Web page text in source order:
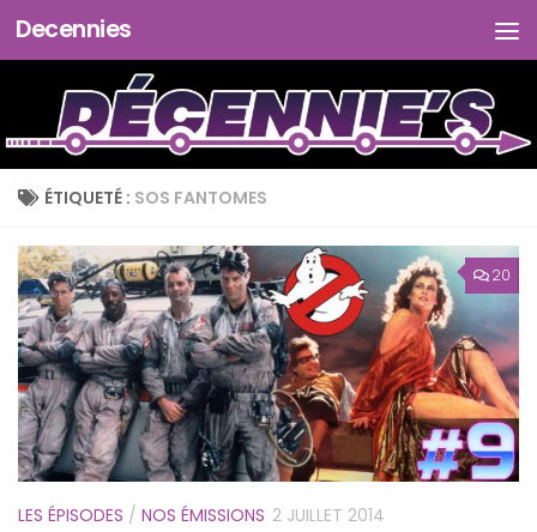
Skip to content
Decennies
ÉTIQUETÉ : SOS FANTOMES
20
LES ÉPISODES / NOS ÉMISSIONS 2 JUILLET 2014